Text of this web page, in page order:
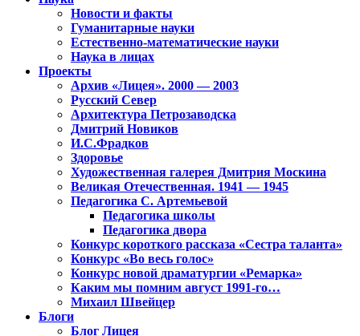
Новости и факты
Гуманитарные науки
Естественно-математические науки
Наука в лицах
Проекты
Архив «Лицея». 2000 — 2003
Русский Север
Архитектура Петрозаводска
Дмитрий Новиков
И.С.Фрадков
Здоровье
Художественная галерея Дмитрия Москина
Великая Отечественная. 1941 — 1945
Педагогика С. Артемьевой
Педагогика школы
Педагогика двора
Конкурс короткого рассказа «Сестра таланта»
Конкурс «Во весь голос»
Конкурс новой драматургии «Ремарка»
Каким мы помним август 1991-го…
Михаил Швейцер
Блоги
Блог Лицея